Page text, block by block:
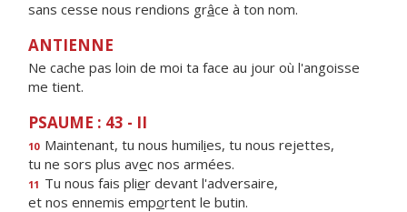
sans cesse nous rendions grâce à ton nom.
ANTIENNE
Ne cache pas loin de moi ta face au jour où l'angoisse
me tient.
PSAUME : 43 - II
10 Maintenant, tu nous humilies, tu nous rejettes,
tu ne sors plus avec nos armées.
11 Tu nous fais plier devant l'adversaire,
et nos ennemis emportent le butin.